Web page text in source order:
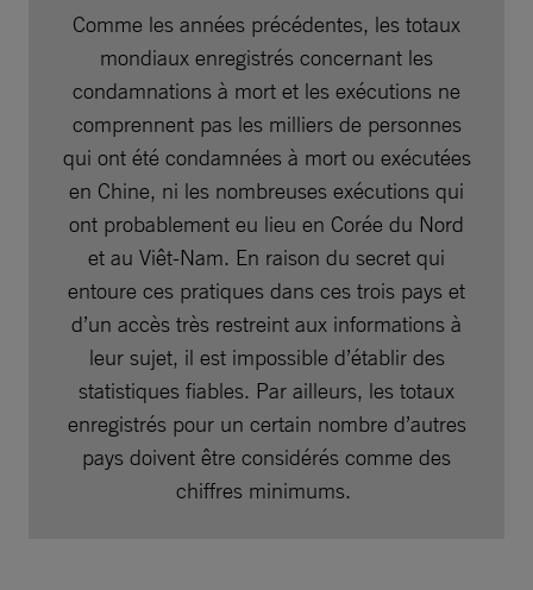
Comme les années précédentes, les totaux
mondiaux enregistrés concernant les
condamnations à mort et les exécutions ne
comprennent pas les milliers de personnes
qui ont été condamnées à mort ou exécutées
en Chine, ni les nombreuses exécutions qui
ont probablement eu lieu en Corée du Nord
et au Viêt-Nam. En raison du secret qui
entoure ces pratiques dans ces trois pays et
d’un accès très restreint aux informations à
leur sujet, il est impossible d’établir des
statistiques fiables. Par ailleurs, les totaux
enregistrés pour un certain nombre d’autres
pays doivent être considérés comme des
chiffres minimums.